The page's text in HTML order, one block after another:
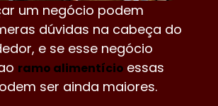
um negócio podem
dúvidas na cabeça do
e se esse negócio
ramo alimentício essas
ser ainda maiores.